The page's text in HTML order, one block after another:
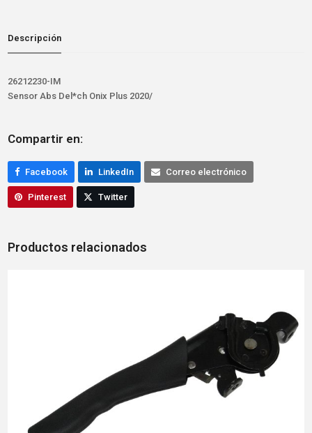
Descripción
26212230-IM
Sensor Abs Del*ch Onix Plus 2020/
Compartir en:
Facebook LinkedIn Correo electrónico
Pinterest Twitter
Productos relacionados